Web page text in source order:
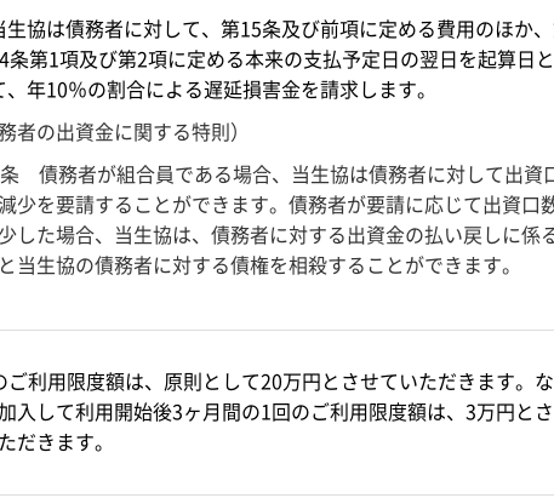
生協は債務者に対して、第15条及び前項に定める費用のほか
条第1項及び第2項に定める本来の支払予定日の翌日を起算日
、年10％の割合による遅延損害金を請求します。
務者の出資金に関する特則）
債務者が組合員である場合、当生協は債務者に対して出資
少を要請することができます。債務者が要請に応じて出資口
した場合、当生協は、債務者に対する出資金の払い戻しに係
当生協の債務者に対する債権を相殺することができます。
ご利用限度額は、原則として20万円とさせていただきます。な
入して利用開始後3ヶ月間の1回のご利用限度額は、3万円と
だきます。